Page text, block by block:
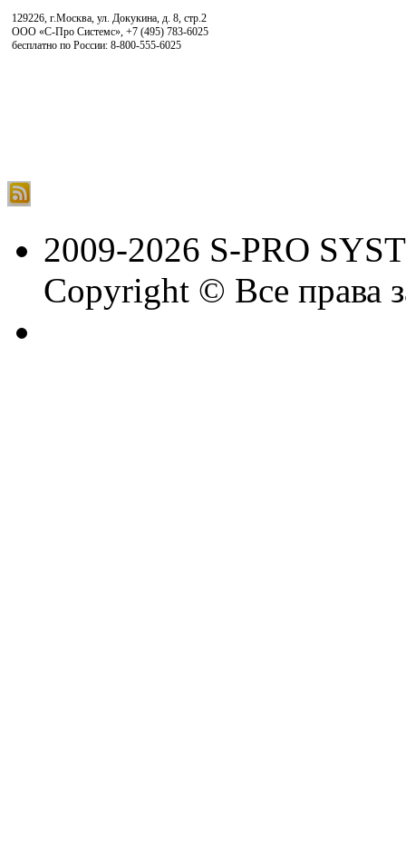
129226, г.Москва, ул. Докукина, д. 8, стр.2
ООО «С-Про Системс», +7 (495) 783-6025
бесплатно по России: 8-800-555-6025
2009-2026 S-PRO
Copyright © Все права